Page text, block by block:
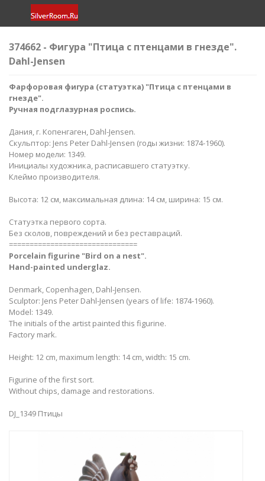
374662 - Фигура "Птица с птенцами в гнезде".
Dahl-Jensen
Фарфоровая фигура (статуэтка) "Птица с птенцами в
гнезде".
Ручная подглазурная роспись.
Дания, г. Копенгаген, Dahl-Jensen.
Скульптор: Jens Peter Dahl-Jensen (годы жизни: 1874-1960).
Номер модели: 1349.
Инициалы художника, расписавшего статуэтку.
Клеймо производителя.
Высота: 12 см, максимальная длина: 14 см, ширина: 15 см.
Статуэтка первого сорта.
Без сколов, повреждений и без реставраций.
===============================
Porcelain figurine "Bird on a nest".
Hand-painted underglaz.
Denmark, Copenhagen, Dahl-Jensen.
Sculptor: Jens Peter Dahl-Jensen (years of life: 1874-1960).
Model: 1349.
​The initials of the artist painted this figurine.
Factory mark.
Height: 12 cm, maximum length: 14 cm, width: 15 cm.
Figurine of the first sort.
Without chips, damage and restorations.
DJ_1349 Птицы